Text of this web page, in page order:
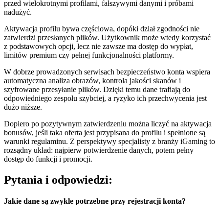
przed wielokrotnymi profilami, fałszywymi danymi i próbami
nadużyć.
Aktywacja profilu bywa częściowa, dopóki dział zgodności nie
zatwierdzi przesłanych plików. Użytkownik może wtedy korzystać
z podstawowych opcji, lecz nie zawsze ma dostęp do wypłat,
limitów premium czy pełnej funkcjonalności platformy.
W dobrze prowadzonych serwisach bezpieczeństwo konta wspiera
automatyczna analiza obrazów, kontrola jakości skanów i
szyfrowane przesyłanie plików. Dzięki temu dane trafiają do
odpowiedniego zespołu szybciej, a ryzyko ich przechwycenia jest
dużo niższe.
Dopiero po pozytywnym zatwierdzeniu można liczyć na aktywacja
bonusów, jeśli taka oferta jest przypisana do profilu i spełnione są
warunki regulaminu. Z perspektywy specjalisty z branży iGaming to
rozsądny układ: najpierw potwierdzenie danych, potem pełny
dostęp do funkcji i promocji.
Pytania i odpowiedzi:
Jakie dane są zwykle potrzebne przy rejestracji konta?